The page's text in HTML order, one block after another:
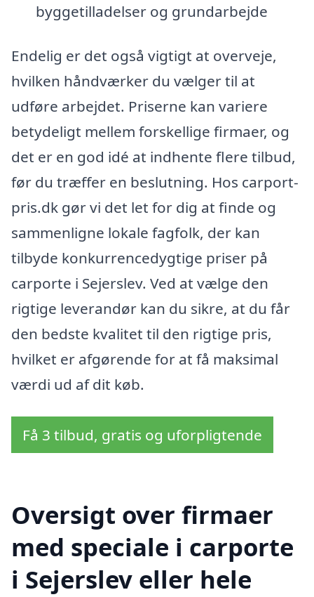
byggetilladelser og grundarbejde
Endelig er det også vigtigt at overveje,
hvilken håndværker du vælger til at
udføre arbejdet. Priserne kan variere
betydeligt mellem forskellige firmaer, og
det er en god idé at indhente flere tilbud,
før du træffer en beslutning. Hos carport-
pris.dk gør vi det let for dig at finde og
sammenligne lokale fagfolk, der kan
tilbyde konkurrencedygtige priser på
carporte i Sejerslev. Ved at vælge den
rigtige leverandør kan du sikre, at du får
den bedste kvalitet til den rigtige pris,
hvilket er afgørende for at få maksimal
værdi ud af dit køb.
Få 3 tilbud, gratis og uforpligtende
Oversigt over firmaer
med speciale i carporte
i Sejerslev eller hele